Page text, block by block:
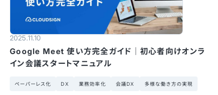
2025.11.10
Google Meet 使い方完全ガイド｜初心者向けオンラ
イン会議スタートマニュアル
ペーパーレス化 DX 業務効率化 会議DX 多様な働き方の実現